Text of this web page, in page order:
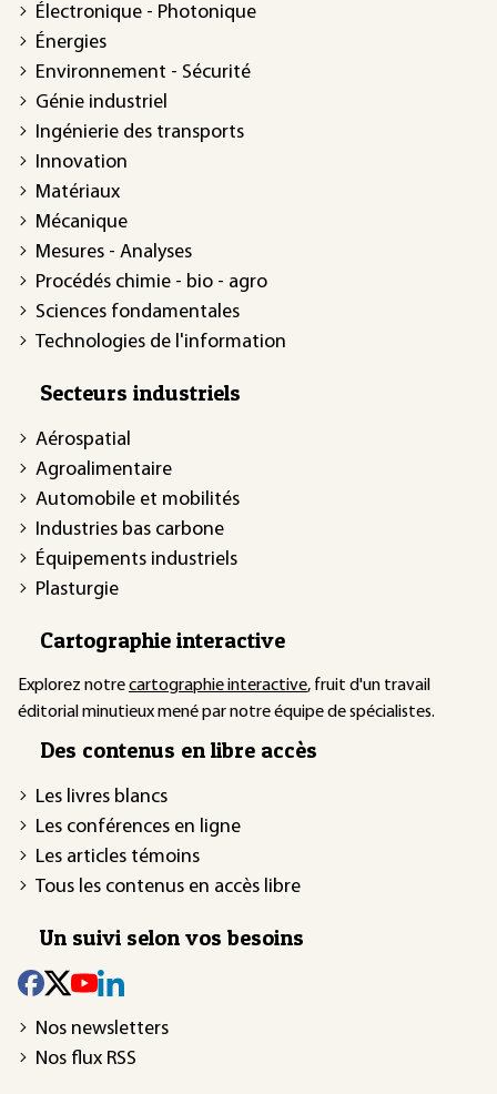
Électronique - Photonique
Énergies
Environnement - Sécurité
Génie industriel
Ingénierie des transports
Innovation
Matériaux
Mécanique
Mesures - Analyses
Procédés chimie - bio - agro
Sciences fondamentales
Technologies de l'information
Secteurs industriels
Aérospatial
Agroalimentaire
Automobile et mobilités
Industries bas carbone
Équipements industriels
Plasturgie
Cartographie interactive
Explorez notrecartographie interactive, fruit d'un travail
éditorial minutieux mené par notre équipe de spécialistes.
Des contenus en libre accès
Les livres blancs
Les conférences en ligne
Les articles témoins
Tous les contenus en accès libre
Un suivi selon vos besoins
Nos newsletters
Nos flux RSS